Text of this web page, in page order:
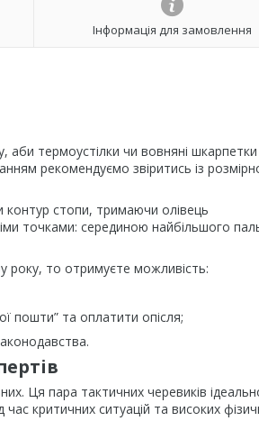
Інформація для замовлення
аби термоустілки чи вовняні
рекомендуємо звіритись із
контур стопи, тримаючи олівець
точками: серединою найбільшого
року, то отримуєте можливість:
пошти” та оплатити опісля;
Ця пара тактичних черевиків
критичних ситуацій та високих